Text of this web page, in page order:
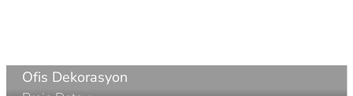
Ofis Dekorasyon